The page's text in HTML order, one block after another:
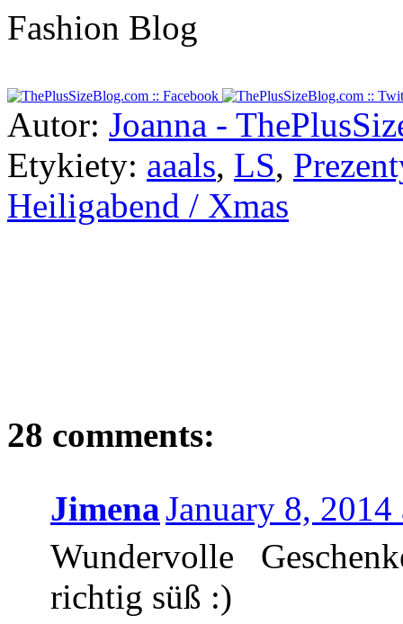
Autor: Joanna -
Etykiety: aaals, LS,
Heiligabend / Xmas
28 comments:
JimenaJanuary 8,
Wundervolle
richtig süß :)